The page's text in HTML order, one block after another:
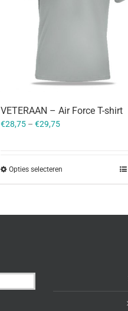
VETERAAN – Air Force T-shirt
€28,75 – €29,75
Opties selecteren